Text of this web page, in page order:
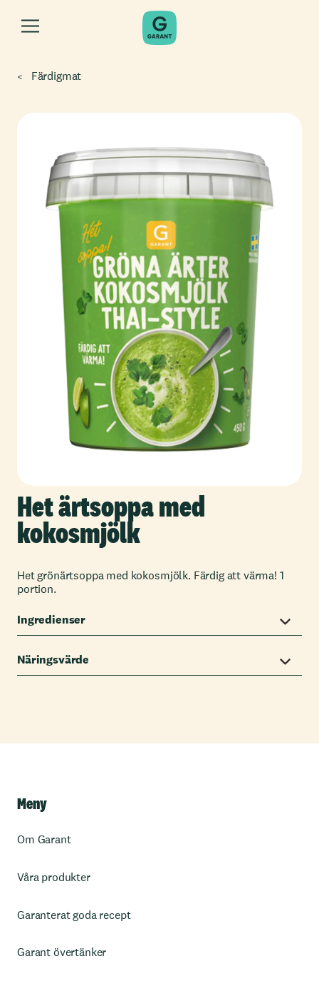
Färdigmat
Het ärtsoppa med
kokosmjölk
Het grönärtsoppa med kokosmjölk. Färdig att värma! 1
portion.
Ingredienser
Näringsvärde
Meny
Om Garant
Våra produkter
Garanterat goda recept
Garant övertänker